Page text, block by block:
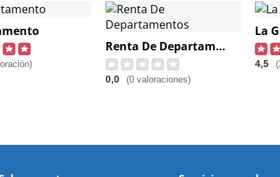
Renta De Departamentos
0,0 (0 valoraciones)
La
4,5